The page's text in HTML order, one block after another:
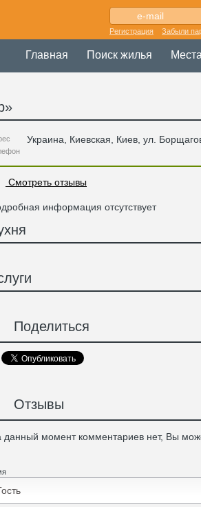
Регистрация Забыли
Главная Поиск жилья Места
»
Украина Киевская , Киев, ул.
Смотреть отзывы
информация отсутствует
Поделиться
Отзывы
данный момент комментариев нет, Вы